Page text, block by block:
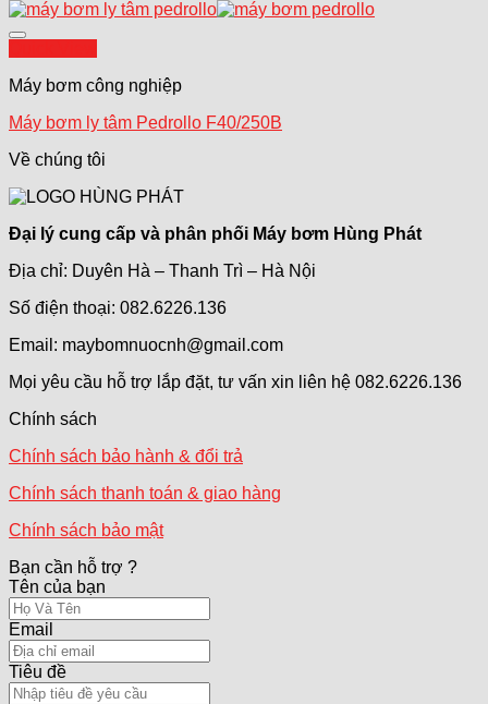
Máy bơm công nghiệp
Máy bơm ly tâm Pedrollo F40/250B
Về chúng tôi
Đại lý cung cấp và phân phối Máy bơm Hùng Phát
Địa chỉ: Duyên Hà – Thanh Trì – Hà Nội
Số điện thoại: 082.6226.136
Email: maybomnuocnh@gmail.com
Mọi yêu cầu hỗ trợ lắp đặt, tư vấn xin liên hệ 082.6226.136
Chính sách
Chính sách bảo hành & đổi trả
Chính sách thanh toán & giao hàng
Chính sách bảo mật
Bạn cần hỗ trợ ?
Tên của bạn
Email
Tiêu đề